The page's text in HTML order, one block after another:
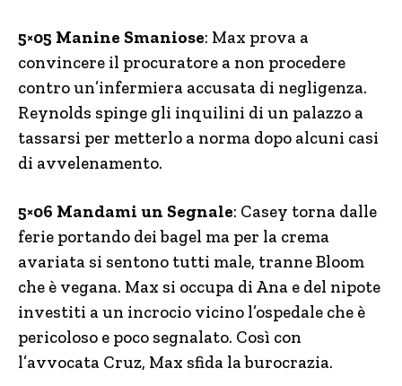
5×05 Manine Smaniose: Max prova a
convincere il procuratore a non procedere
contro un’infermiera accusata di negligenza.
Reynolds spinge gli inquilini di un palazzo a
tassarsi per metterlo a norma dopo alcuni casi
di avvelenamento.
5×06 Mandami un Segnale: Casey torna dalle
ferie portando dei bagel ma per la crema
avariata si sentono tutti male, tranne Bloom
che è vegana. Max si occupa di Ana e del nipote
investiti a un incrocio vicino l’ospedale che è
pericoloso e poco segnalato. Così con
l’avvocata Cruz, Max sfida la burocrazia.